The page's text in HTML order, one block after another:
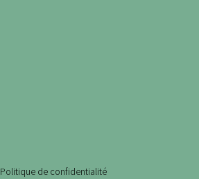
Politique de confidentialité